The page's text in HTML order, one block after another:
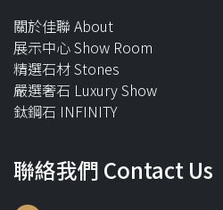
關於佳聯 About
展示中心 Show Room
精選石材 Stones
嚴選奢石 Luxury Show
鈦鋼石 INFINITY
聯絡我們 Contact Us